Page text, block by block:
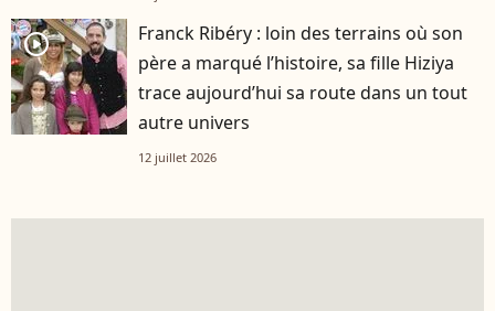
player2
Franck Ribéry : loin des terrains où son
père a marqué l’histoire, sa fille Hiziya
trace aujourd’hui sa route dans un tout
autre univers
12 juillet 2026